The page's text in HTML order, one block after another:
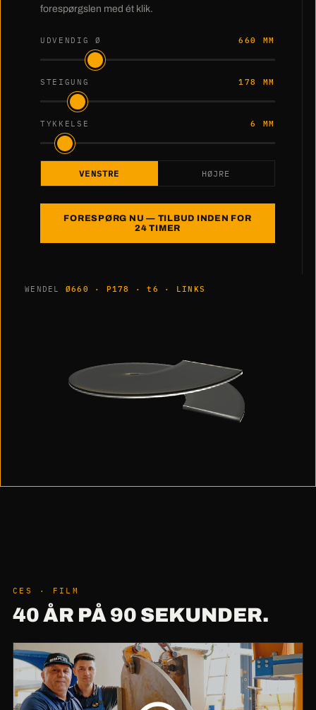
forespørgslen med ét klik.
UDVENDIG Ø 660 MM
STEIGUNG 178 MM
TYKKELSE 6 MM
VENSTRE HØJRE
FORESPØRG NU — TILBUD INDEN FOR
24 TIMER
WENDEL Ø660 · P178 · t6 · LINKS
CES · FILM
40 ÅR PÅ 90 SEKUNDER.